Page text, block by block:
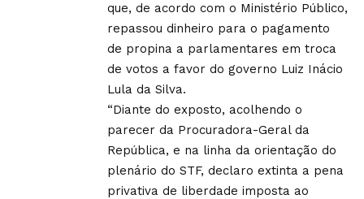
que, de acordo com o Ministério Público,
repassou dinheiro para o pagamento
de propina a parlamentares em troca
de votos a favor do governo Luiz Inácio
Lula da Silva.
“Diante do exposto, acolhendo o
parecer da Procuradora-Geral da
República, e na linha da orientação do
plenário do STF, declaro extinta a pena
privativa de liberdade imposta ao